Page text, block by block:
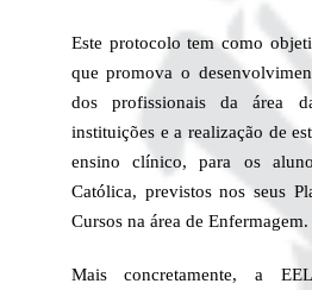
Este protocolo tem como
que promova o
dos profissionais da área
instituições e a realização de
ensino clínico, para os
Católica, previstos nos seus
Cursos na área de Enfermagem.
Mais concretamente, a